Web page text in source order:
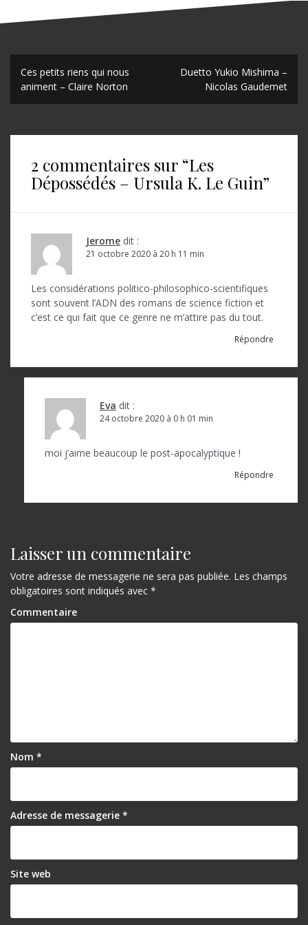
N
a
’
Ces petits riens qui nous
animent – Claire Norton
Duetto Yukio Mishima –
Nicolas Gaudemet
2 commentaires sur “Les
Dépossédés – Ursula K. Le Guin”
Jerome dit :
21 octobre 2020 à 20 h 11 min
Les considérations politico-philosophico-scientifiques
sont souvent l’ADN des romans de science fiction et
c’est ce qui fait que ce genre ne m’attire pas du tout.
Répondre
Eva dit :
24 octobre 2020 à 0 h 01 min
moi j’aime beaucoup le post-apocalyptique !
Répondre
Laisser un commentaire
Votre adresse de messagerie ne sera pas publiée. Les champs
obligatoires sont indiqués avec *
Commentaire
Nom *
Adresse de messagerie *
Site web